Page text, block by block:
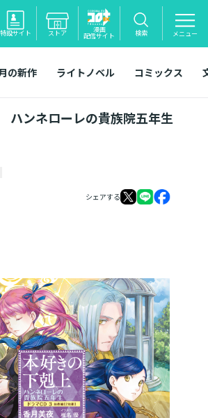
特設サイト ストア 漫画
配信サイト 検索 メニュー
の新作 ライトノベル コミックス
ハンネローレの貴族院五年生
シェアする